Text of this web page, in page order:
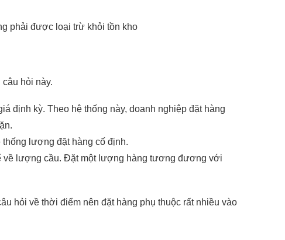
phải được loại trừ khỏi tồn kho
hỏi này.
định kỳ. Theo hệ thống này, doanh nghiệp đặt hàng
lượng đặt hàng cố định.
về lượng cầu. Đặt một lượng hàng tương đương với
hỏi về thời điểm nên đặt hàng phụ thuộc rất nhiều vào